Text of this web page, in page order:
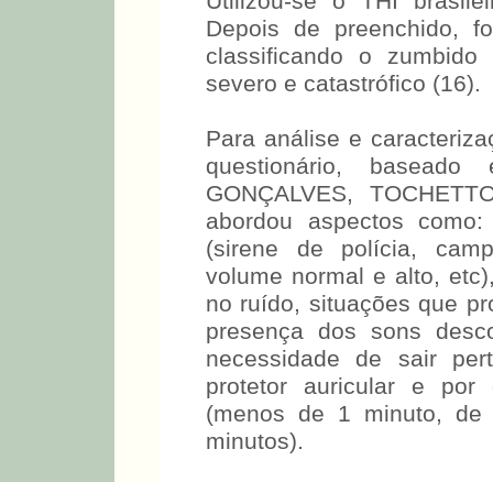
Depois de preenchido,
classificando o
severo e catastrófico (16).
Para análise e
questionário,
GONÇALVES,
abordou aspectos
(sirene de polícia,
volume normal e alto,
no ruído, situações que
presença dos sons
necessidade de sair
protetor auricular e por
(menos de 1 minuto,
minutos).